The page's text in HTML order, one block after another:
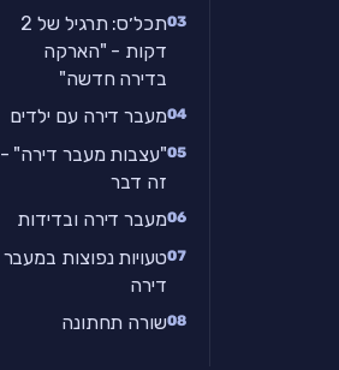
תכל׳ס: תרגיל של 2
דקות - "הארקה
בדירה חדשה"
מעבר דירה עם ילדים
"עצבות מעבר דירה" -
זה דבר
מעבר דירה ובדידות
טעויות נפוצות במעבר
דירה
שורה תחתונה